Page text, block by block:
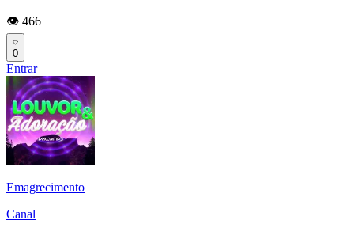
👁️ 466
0
Entrar
Emagrecimento
Canal